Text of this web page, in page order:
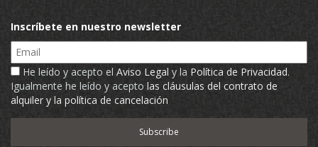
Inscríbete en nuestro newsletter
Email
He leído y acepto el Aviso Legal y la Política de Privacidad.
Igualmente he leído y acepto las cláusulas del contrato de
alquiler y la política de cancelación